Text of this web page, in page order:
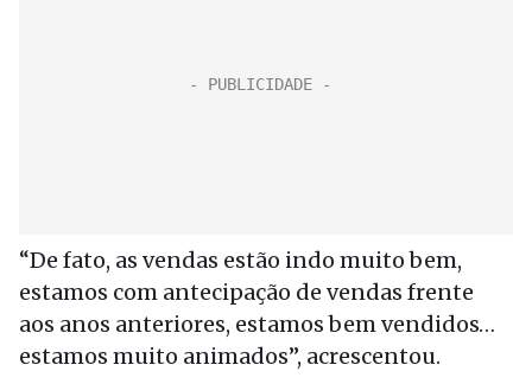
“De fato, as vendas estão indo muito bem,
estamos com antecipação de vendas frente
aos anos anteriores, estamos bem vendidos…
estamos muito animados”, acrescentou.